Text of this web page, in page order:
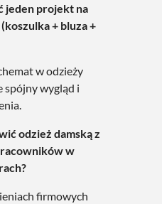
jeden projekt na
+ bluza +
w odzieży
spójny wygląd i
odzież damską z
w
firmowych